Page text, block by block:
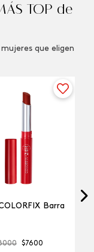
TOP de
que eligen
Barra
$7600